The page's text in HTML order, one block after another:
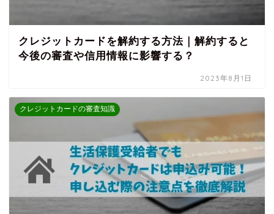
クレジットカードを解約する方法｜解約すると
今後の審査や信用情報に影響する？
2023年8月1日
クレジットカードの審査知識